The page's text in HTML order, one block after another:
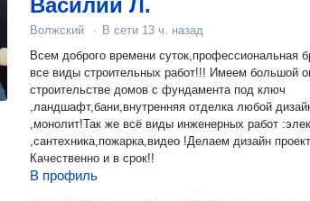
Василий Л.
Волжский · В сети 13 ч. назад
Всем доброго времени суток,профессиональная бригада сделает
все виды строительных работ!!! Имеем большой опыт в
строительстве домов с фундамента под ключ
,ландшафт,бани,внутренняя отделка любой
,монолит!Так же всё виды инженерных работ
,сантехника,пожарка,видео !Делаем дизайн
Качественно и в срок!!
В профиль